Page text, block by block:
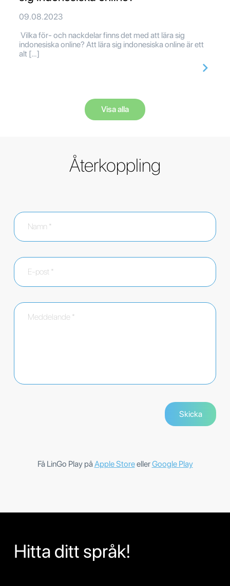
09.08.2023
Vilka för- och nackdelar finns det med att lära sig
indonesiska online? Att lära sig indonesiska online är ett
alt […]
Visa alla
Återkoppling
Få LinGo Play påApple StoreellerGoogle Play
Hitta ditt språk!